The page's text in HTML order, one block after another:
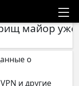
майор
о
и другие